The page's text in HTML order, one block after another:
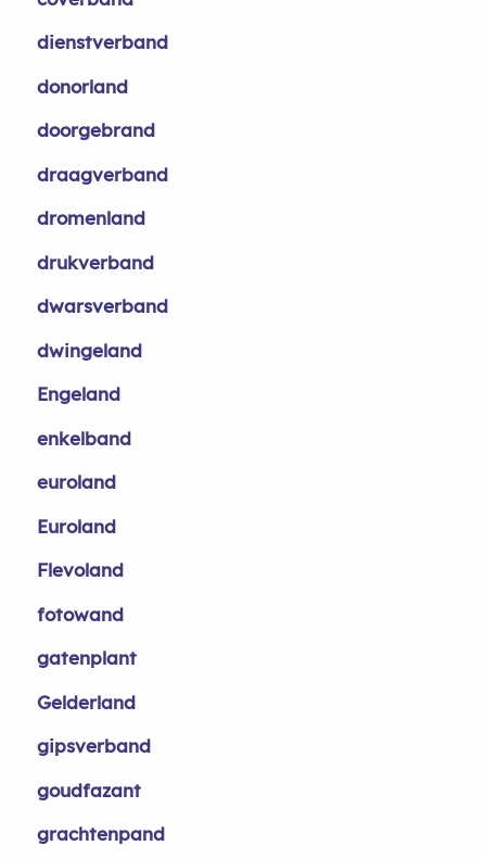
dienstverband
donorland
doorgebrand
draagverband
dromenland
drukverband
dwarsverband
dwingeland
Engeland
enkelband
euroland
Euroland
Flevoland
fotowand
gatenplant
Gelderland
gipsverband
goudfazant
grachtenpand